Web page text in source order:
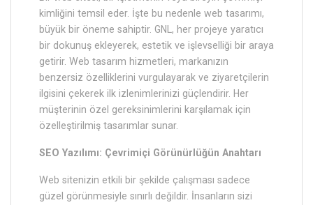
kimliğini temsil eder. İşte bu nedenle web tasarımı,
büyük bir öneme sahiptir. GNL, her projeye yaratıcı
bir dokunuş ekleyerek, estetik ve işlevselliği bir araya
getirir. Web tasarım hizmetleri, markanızın
benzersiz özelliklerini vurgulayarak ve ziyaretçilerin
ilgisini çekerek ilk izlenimlerinizi güçlendirir. Her
müşterinin özel gereksinimlerini karşılamak için
özelleştirilmiş tasarımlar sunar.
SEO Yazılımı: Çevrimiçi Görünürlüğün Anahtarı
Web sitenizin etkili bir şekilde çalışması sadece
güzel görünmesiyle sınırlı değildir. İnsanların sizi